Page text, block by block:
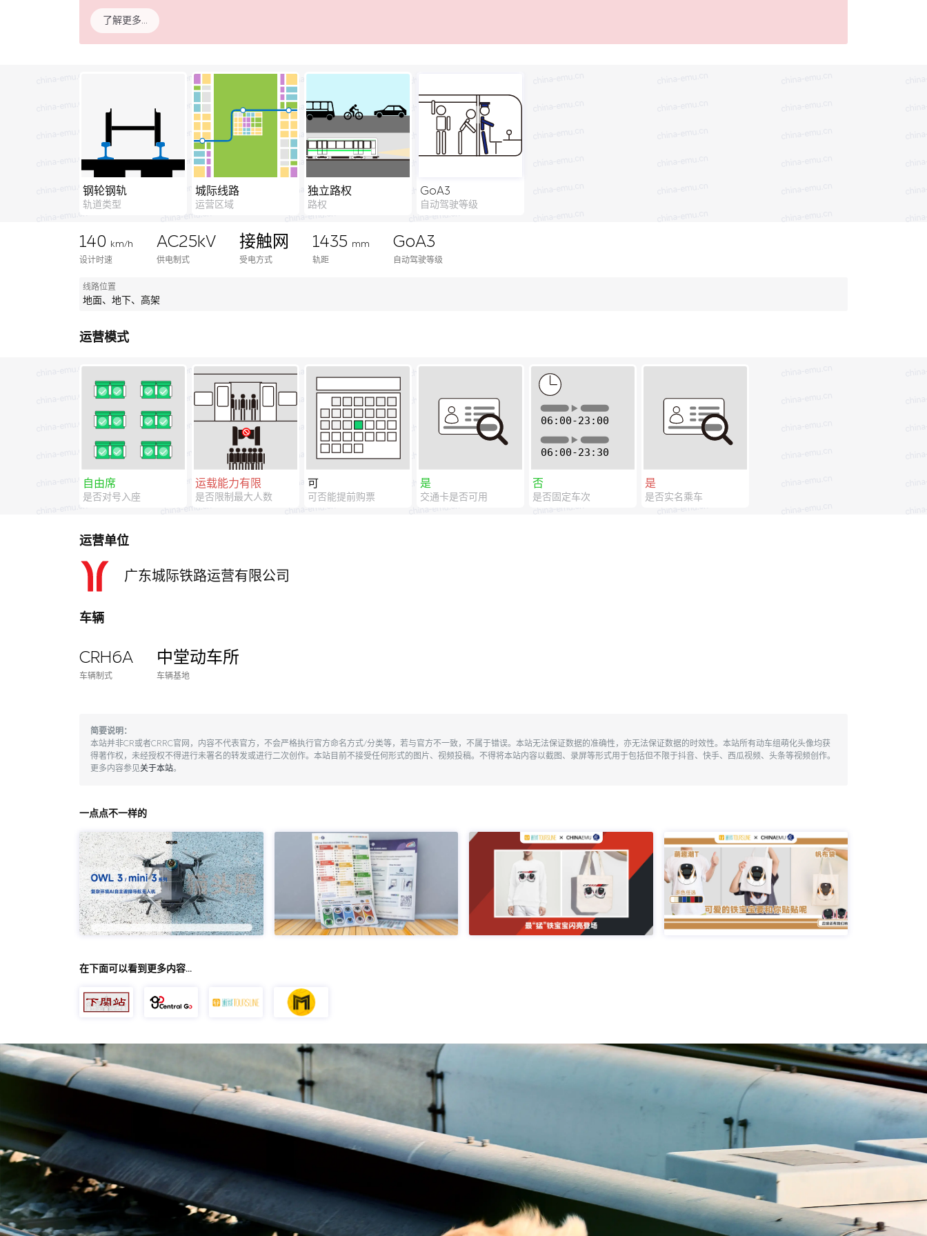
了解更多…
钢轮钢轨
轨道类型
城际线路
运营区域
独立路权
路权
GoA3
自动驾驶等级
140
km/h
设计时速
AC25kV
供电制式
接触网
受电方式
1435 mm
轨距
GoA3
自动驾驶等级
线路位置
地面、地下、高架
运营模式
自由席
是否对号入座
运载能力有限
是否限制最大人数
可
可否能提前购票
是
交通卡是否可用
否
是否固定车次
是
是否实名乘车
运营单位
广东城际铁路运营有限公司
车辆
CRH6A
车辆制式
中堂动车所
车辆基地
简要说明：
本站并非CR或者CRRC官网，内容不代表官方，不会严格执行官方命名方式/分类等，若与官方不一致，不属于错误。本站无法保证数据的准确性，亦无法保证数据的时效性。本站所有动车组萌化头像均获
得著作权，未经授权不得进行未署名的转发或进行二次创作。本站目前不接受任何形式的图片、视频投稿。不得将本站内容以截图、录屏等形式用于包括但不限于抖音、快手、西瓜视频、头条等视频创作。
更多内容参见关于本站。
一点点不一样的
在下面可以看到更多内容…